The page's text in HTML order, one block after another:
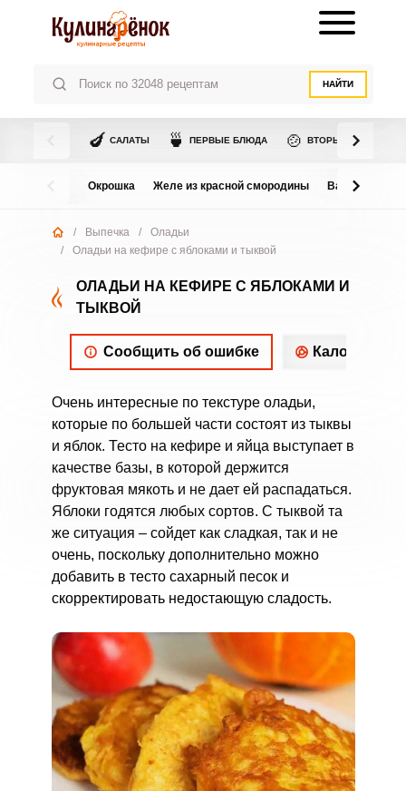
НАЙТИ
🍆 САЛАТЫ 🍵 ПЕРВЫЕ БЛЮДА 🍲 ВТОРЫЕ БЛЮДА
Окрошка Желе из красной смородины Варенье из
/ Выпечка /
Оладьи
/
Оладьи на кефире с яблоками и тыквой
ОЛАДЬИ НА КЕФИРЕ С ЯБЛОКАМИ И
ТЫКВОЙ
Сообщить об ошибке
Очень интересные по текстуре оладьи,
которые по большей части состоят из тыквы
и яблок. Тесто на кефире и яйца выступает в
качестве базы, в которой держится
фруктовая мякоть и не дает ей распадаться.
Яблоки годятся любых сортов. С тыквой та
же ситуация – сойдет как сладкая, так и не
очень, поскольку дополнительно можно
добавить в тесто сахарный песок и
скорректировать недостающую сладость.